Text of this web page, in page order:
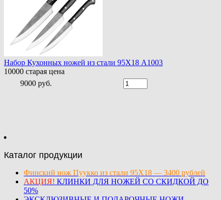
Набор Кухонных ножей из стали 95Х18 A1003
10000 старая цена
9000 руб.
Каталог продукции
Финский нож Пуукко из стали 95Х18 — 3400 рублей
АКЦИЯ! КЛИНКИ ДЛЯ НОЖЕЙ СО СКИДКОЙ ДО
50%